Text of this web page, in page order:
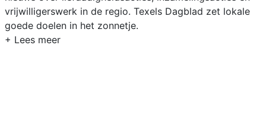
vrijwilligerswerk in de regio. Texels Dagblad zet lokale
goede doelen in het zonnetje.